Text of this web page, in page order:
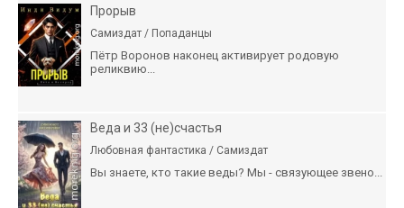
Прорыв
Самиздат / Попаданцы
Пётр Воронов наконец активирует родовую
реликвию...
Веда и 33 (не)счастья
Любовная фантастика / Самиздат
Вы знаете, кто такие веды? Мы - связующее звено...